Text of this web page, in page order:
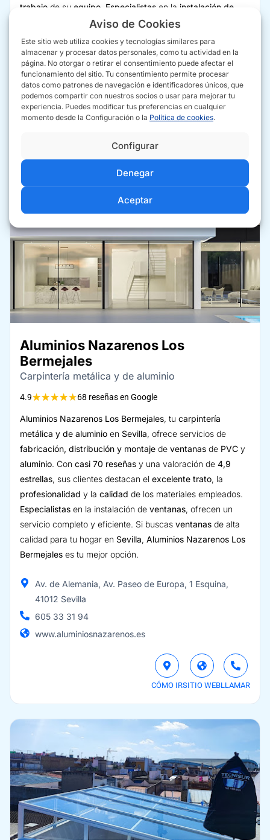
Aviso de Cookies
Este sitio web utiliza cookies y tecnologías similares para
almacenar y procesar datos personales, como tu actividad en la
página. No otorgar o retirar el consentimiento puede afectar el
funcionamiento del sitio. Tu consentimiento permite procesar
datos como patrones de navegación e identificadores únicos, que
podemos compartir con nuestros socios o usar para mejorar tu
experiencia. Puedes modificar tus preferencias en cualquier
momento desde la Configuración o la Política de cookies.
Aceptar
Denegar
Configurar
trabajo de su equipo Especialistas en la instalación de
, ofrecen un servicio completo y eficaz. Si buscas
ventanas
de aluminio o PVC para tu hogar,
es tu mejor opción enSevilla.
C. Afán de Ribera, 251, 41006 Sevilla
954 65 23 53
www.aluminiostres.com
Aluminios Nazarenos Los
Bermejales
Carpintería metálica y de aluminio
4.9★★★★★68 reseñas en Google
Aluminios Nazarenos Los Bermejales, tu carpintería
metálica y de aluminio en Sevilla, ofrece servicios de
fabricación, distribución y montaje de ventanas de PVC y
aluminio. Con casi 70 reseñas y una valoración de 4,9
estrellas, sus clientes destacan el excelente trato, la
profesionalidad y la calidad de los materiales empleados.
Especialistas en la instalación de ventanas, ofrecen un
servicio completo y eficiente. Si buscas ventanas de alta
calidad para tu hogar en Sevilla, Aluminios Nazarenos Los
Bermejales es tu mejor opción.
Av. de Alemania, Av. Paseo de Europa, 1 Esquina,
41012 Sevilla
605 33 31 94
www.aluminiosnazarenos.es
CÓMO IRSITIO WEBLLAMAR